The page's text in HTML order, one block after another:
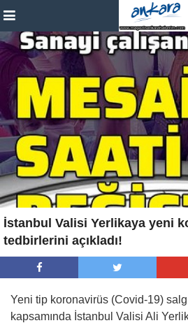
İstanbul Valisi Yerlikaya yeni
tedbirlerini açıkladı!
Yeni tip koronavirüs (Covid-19)
kapsamında İstanbul Valisi Ali